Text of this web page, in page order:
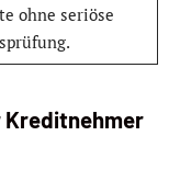
ohne seriöse
Kreditnehmer